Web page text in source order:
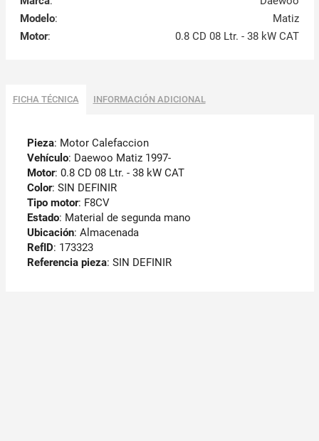
Modelo:
Matiz
Motor: 0.8 CD 08 Ltr. - 38 kW CAT
FICHA TÉCNICA INFORMACIÓN ADICIONAL
Pieza: Motor Calefaccion
Vehículo: Daewoo Matiz 1997-
Motor: 0.8 CD 08 Ltr. - 38 kW CAT
Color: SIN DEFINIR
Tipo motor: F8CV
Estado: Material de segunda mano
Ubicación: Almacenada
RefID: 173323
Referencia pieza: SIN DEFINIR